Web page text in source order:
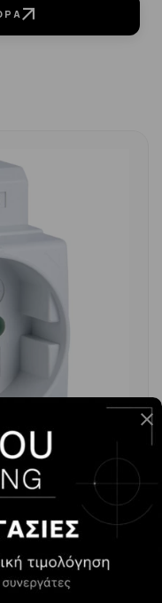
SN016P